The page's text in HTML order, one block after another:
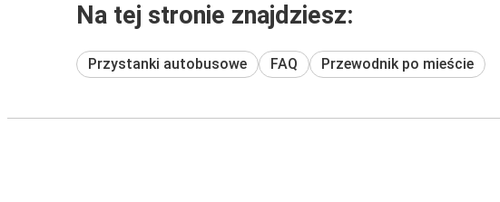
Na tej stronie znajdziesz:
Przystanki autobusowe FAQ Przewodnik po mieście